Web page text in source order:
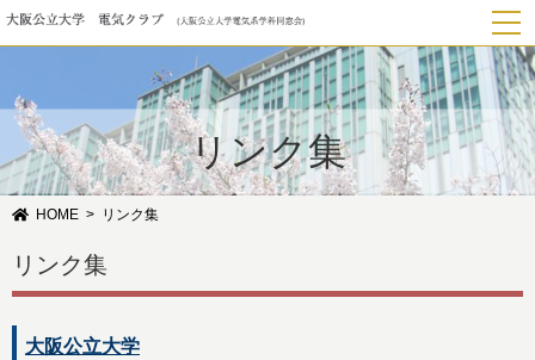
リンク集
HOME リンク集
リンク集
大阪公立大学